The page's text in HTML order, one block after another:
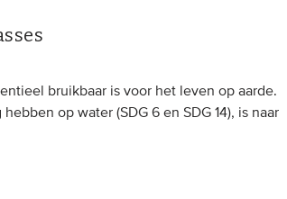
bruikbaar is voor het leven op aarde.
op water (SDG 6 en SDG 14), is naar